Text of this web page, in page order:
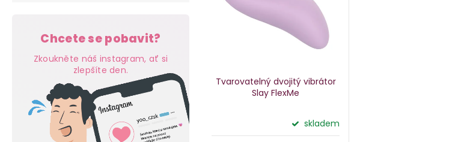
Chcete se pobavit?
Zkoukněte náš instagram, ať si
zlepšíte den.
Tvarovatelný dvojitý vibrátor
Slay FlexMe
skladem